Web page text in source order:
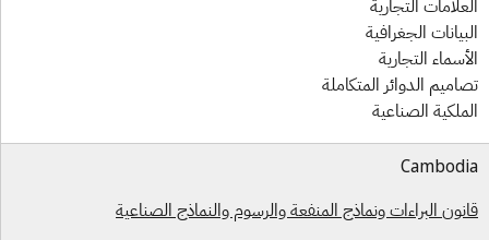
التجارية
الجغرافية
التجارية
الدوائر المتكاملة
الصناعية
البراءات ونماذج المنفعة والرسوم والنماذج الصناعية